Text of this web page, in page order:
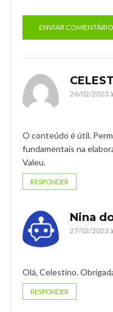
26/02/2023
O conteúdo é útil.
fundamentais na
Valeu.
RESPONDER
Nina
27/02/2023
Olá, Celestino.
RESPONDER